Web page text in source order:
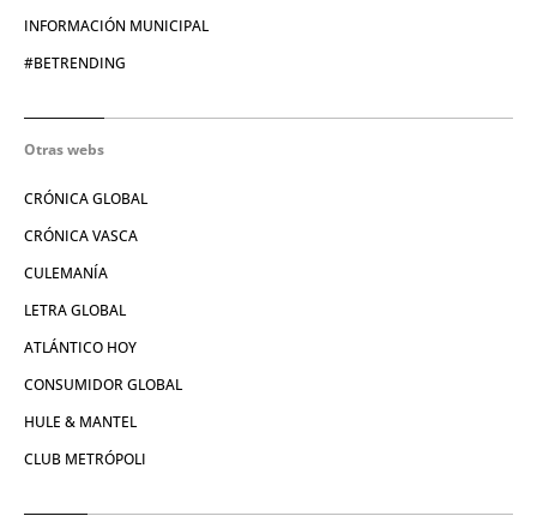
INFORMACIÓN MUNICIPAL
#BETRENDING
Otras webs
CRÓNICA GLOBAL
CRÓNICA VASCA
CULEMANÍA
LETRA GLOBAL
ATLÁNTICO HOY
CONSUMIDOR GLOBAL
HULE & MANTEL
CLUB METRÓPOLI